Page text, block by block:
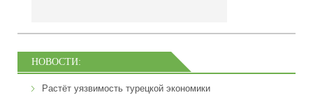
НОВОСТИ:
Растёт уязвимость турецкой экономики